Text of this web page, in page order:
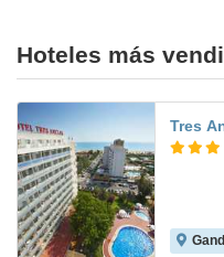
Hoteles más
Tres